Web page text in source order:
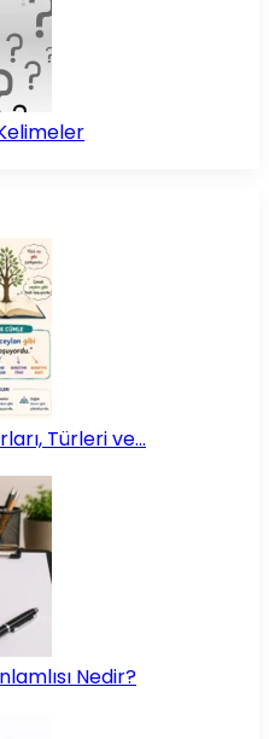
Türleri ve…
Nedir?